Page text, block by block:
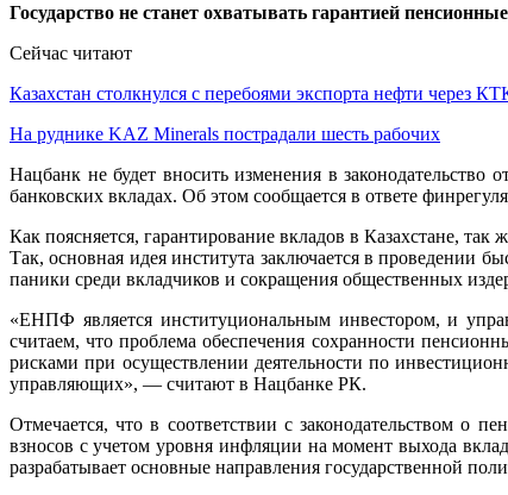
Государство не станет охватывать гарантией
Сейчас читают
Казахстан столкнулся с перебоями экспорта нефти через
На руднике KAZ Minerals пострадали шесть рабочих
Нацбанк не будет вносить изменения в законодательство
банковских вкладах. Об этом сообщается в ответе
Как поясняется, гарантирование вкладов в Казахстане,
Так, основная идея института заключается в проведении
паники среди вкладчиков и сокращения общественных
«ЕНПФ является институциональным инвестором, и
считаем, что проблема обеспечения сохранности
рисками при осуществлении деятельности по
управляющих», — считают в Нацбанке РК.
Отмечается, что в соответствии с законодательством о
взносов с учетом уровня инфляции на момент выхода
разрабатывает основные направления государственной